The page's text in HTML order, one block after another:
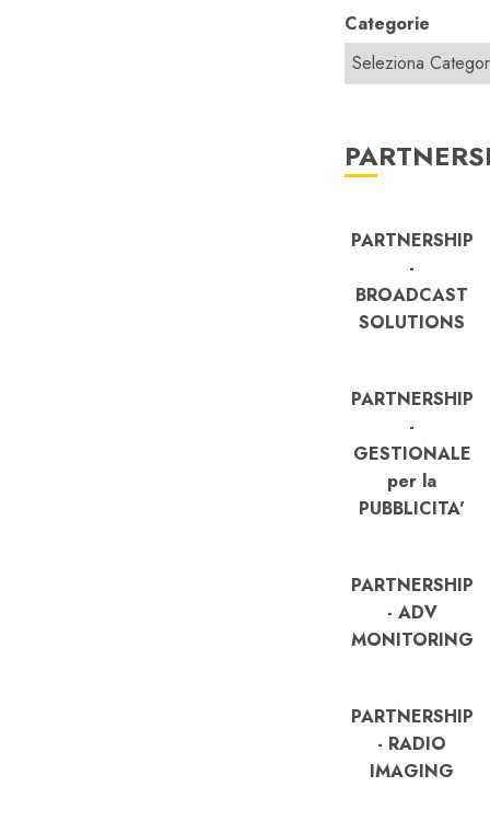
Categorie
PARTNERSHIP
-
BROADCAST
SOLUTIONS
PARTNERSHIP
-
GESTIONALE
per la
PUBBLICITA'
PARTNERSHIP
- ADV
MONITORING
PARTNERSHIP
- RADIO
IMAGING